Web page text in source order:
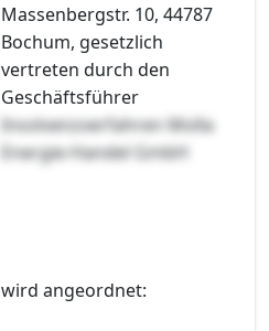
Massenbergstr. 10, 44787
Bochum, gesetzlich
vertreten durch den
Geschäftsführer
Insolvenzverfahren Molla
Energie-Handel GmbH
wird angeordnet: